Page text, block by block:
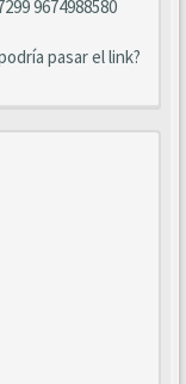
9674988580
pasar el link?